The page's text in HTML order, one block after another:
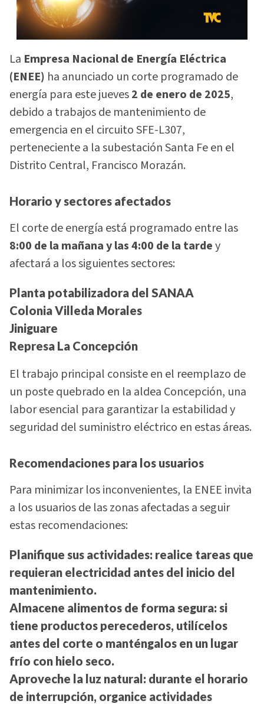
La Empresa Nacional de Energía Eléctrica
(ENEE) ha anunciado un corte programado de
energía para este jueves2 de enero de 2025,
debido a trabajos de mantenimiento de
emergencia en el circuito SFE-L307,
perteneciente a la subestación Santa Fe en el
Distrito Central, Francisco Morazán.
Horario y sectores afectados
El corte de energía está programado entre las
8:00 de la mañana y las 4:00 de la tardey
afectará a los siguientes sectores:
Planta potabilizadora del SANAA
Colonia Villeda Morales
Jiniguare
Represa La Concepción
El trabajo principal consiste en el reemplazo de
un poste quebrado en la aldea Concepción, una
labor esencial para garantizar la estabilidad y
seguridad del suministro eléctrico en estas áreas.
Recomendaciones para los usuarios
Para minimizar los inconvenientes, la ENEE invita
a los usuarios de las zonas afectadas a seguir
estas recomendaciones:
Planifique sus actividades: realice tareas que
requieran electricidad antes del inicio del
mantenimiento.
Almacene alimentos de forma segura: si
tiene productos perecederos, utilícelos
antes del corte o manténgalos en un lugar
frío con hielo seco.
Aproveche la luz natural: durante el horario
de interrupción, organice actividades